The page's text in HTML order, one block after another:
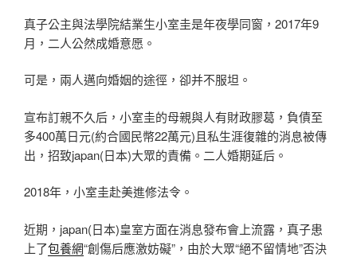
真子公主與法學院結業生小室圭是年夜學同窗，2017年9
月，二人公然成婚意愿。
可是，兩人邁向婚姻的途徑，卻并不服坦。
宣布訂親不久后，小室圭的母親與人有財政膠葛，負債至
多400萬日元(約合國民幣22萬元)且私生涯復雜的消息被傳
出，招致japan(日本)大眾的責備。二人婚期延后。
2018年，小室圭赴美進修法令。
近期，japan(日本)皇室方面在消息發布會上流露，真子患
上了包養網“創傷后應激妨礙”，由於大眾“絕不留情地”否決